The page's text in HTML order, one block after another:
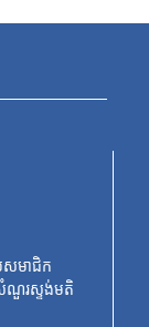
សមាជិក
សំណួរស្ទង់មតិ